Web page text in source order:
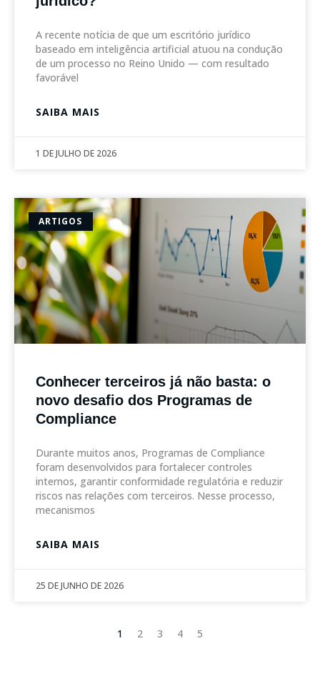
A recente notícia de que um escritório jurídico
baseado em inteligência artificial atuou na condução
de um processo no Reino Unido — com resultado
favorável
SAIBA MAIS
1 DE JULHO DE 2026
ARTIGOS
Conhecer terceiros já não basta: o
novo desafio dos Programas de
Compliance
Durante muitos anos, Programas de Compliance
foram desenvolvidos para fortalecer controles
internos, garantir conformidade regulatória e reduzir
riscos nas relações com terceiros. Nesse processo,
mecanismos
SAIBA MAIS
25 DE JUNHO DE 2026
1 2 3 4 5